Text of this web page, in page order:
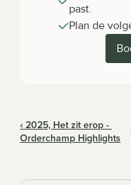
past.
Plan de
‹ 2025, Het zit erop -
Orderchamp Highlights